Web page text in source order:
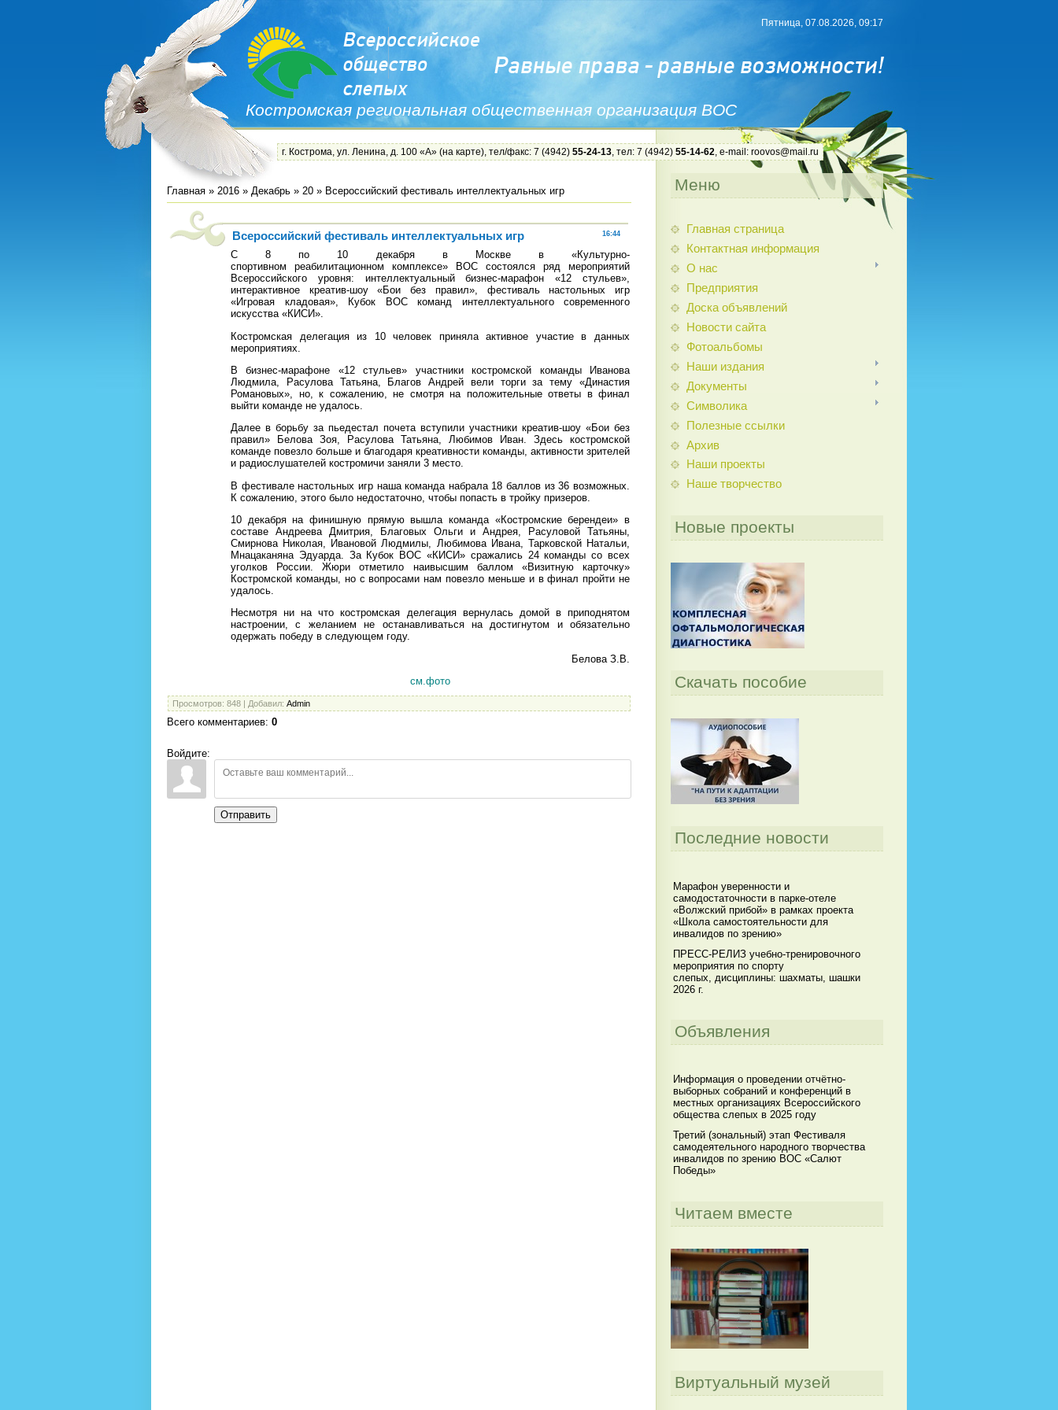
Костромская региональная общественная организация ВОС
Пятница, 07.08.2026, 09:17
г. Кострома, ул. Ленина, д. 100 «А» (на карте), тел/факс: 7 (4942) 55-24-13, тел: 7 (4942) 55-14-62, e-mail: roovos@mail.ru
Главная » 2016 » Декабрь » 20 » Всероссийский фестиваль интеллектуальных игр
16:44
Всероссийский фестиваль интеллектуальных игр
С 8 по 10 декабря в Москве в «Культурно-
спортивном реабилитационном комплексе» ВОС состоялся ряд мероприятий
Всероссийского уровня: интеллектуальный бизнес-марафон «12 стульев»,
интерактивное креатив-шоу «Бои без правил», фестиваль настольных игр
«Игровая кладовая», Кубок ВОС команд интеллектуального современного
искусства «КИСИ».
Костромская делегация из 10 человек приняла активное участие в данных
мероприятиях.
В бизнес-марафоне «12 стульев» участники костромской команды Иванова
Людмила, Расулова Татьяна, Благов Андрей вели торги за тему «Династия
Романовых», но, к сожалению, не смотря на положительные ответы в финал
выйти команде не удалось.
Далее в борьбу за пьедестал почета вступили участники креатив-шоу «Бои без
правил» Белова Зоя, Расулова Татьяна, Любимов Иван. Здесь костромской
команде повезло больше и благодаря креативности команды, активности зрителей
и радиослушателей костромичи заняли 3 место.
В фестивале настольных игр наша команда набрала 18 баллов из 36 возможных.
К сожалению, этого было недостаточно, чтобы попасть в тройку призеров.
10 декабря на финишную прямую вышла команда «Костромские берендеи» в
составе Андреева Дмитрия, Благовых Ольги и Андрея, Расуловой Татьяны,
Смирнова Николая, Ивановой Людмилы, Любимова Ивана, Тарковской Натальи,
Мнацаканяна Эдуарда. За Кубок ВОС «КИСИ» сражались 24 команды со всех
уголков России. Жюри отметило наивысшим баллом «Визитную карточку»
Костромской команды, но с вопросами нам повезло меньше и в финал пройти не
удалось.
Несмотря ни на что костромская делегация вернулась домой в приподнятом
настроении, с желанием не останавливаться на достигнутом и обязательно
одержать победу в следующем году.
Белова З.В.
см.фото
Просмотров: 848 | Добавил: Admin
Всего комментариев: 0
Войдите:
Отправить
Меню
Главная страница
Контактная информация
О нас
Предприятия
Доска объявлений
Новости сайта
Фотоальбомы
Наши издания
Документы
Символика
Полезные ссылки
Архив
Наши проекты
Наше творчество
Новые проекты
Скачать пособие
Последние новости
Марафон уверенности и
самодостаточности в парке-отеле
«Волжский прибой» в рамках проекта
«Школа самостоятельности для
инвалидов по зрению»
ПРЕСС-РЕЛИЗ учебно-тренировочного
мероприятия по спорту
слепых, дисциплины: шахматы, шашки
2026 г.
Объявления
Информация о проведении отчётно-
выборных собраний и конференций в
местных организациях Всероссийского
общества слепых в 2025 году
Третий (зональный) этап Фестиваля
самодеятельного народного творчества
инвалидов по зрению ВОС «Салют
Победы»
Читаем вместе
Виртуальный музей